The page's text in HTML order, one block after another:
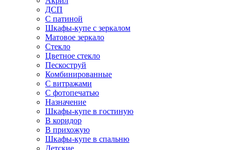
ДСП
С патиной
Шкафы-купе с зеркалом
Матовое зеркало
Стекло
Цветное стекло
Пескоструй
Комбинированные
С витражами
С фотопечатью
Назначение
Шкафы-купе в гостиную
В коридор
В прихожую
Шкафы-купе в спальню
Детские